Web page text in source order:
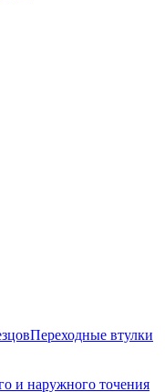
Переходные втулки